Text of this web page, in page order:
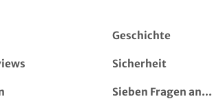
Geschichte
Sicherheit
Sieben Fragen an...